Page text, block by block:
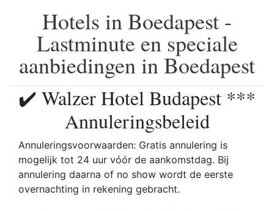
Hotels in Boedapest -
Lastminute en speciale
aanbiedingen in Boedapest
✔️ Walzer Hotel Budapest ***
Annuleringsbeleid
Annuleringsvoorwaarden: Gratis annulering is
mogelijk tot 24 uur vóór de aankomstdag. Bij
annulering daarna of no show wordt de eerste
overnachting in rekening gebracht.